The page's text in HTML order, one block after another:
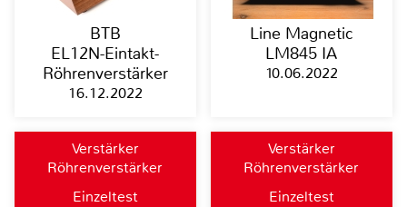
BTB
EL12N-Eintakt-
Röhrenverstärker
16.12.2022
Line Magnetic
LM845 IA
10.06.2022
Verstärker
Röhrenverstärker
Einzeltest
Verstärker
Röhrenverstärker
Einzeltest